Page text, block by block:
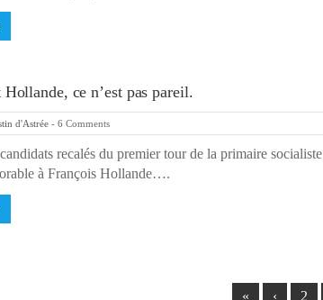
ce n’est pas pareil.
d'Astrée - 6 Comments
recalés du premier tour de la primaire socialiste
à François Hollande….
« ‹ 2